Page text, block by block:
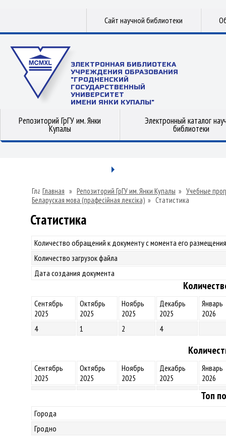
Сайт научной библиотеки
ЭЛЕКТРОННАЯ БИБЛИОТЕКА
УЧРЕЖДЕНИЯ ОБРАЗОВАНИЯ
"ГРОДНЕНСКИЙ
ГОСУДАРСТВЕННЫЙ
УНИВЕРСИТЕТ
ИМЕНИ ЯНКИ КУПАЛЫ"
Репозиторий ГрГУ им. Янки
Купалы
Электронный каталог
библиотеки
Главная » Репозиторий ГрГУ им. Янки Купалы » Учебные
Беларуская мова (прафесійная лексіка) » Статистика
Статистика
Количество обращений к документу с момента его
Количество загрузок файла
Дата создания документа
Сентябрь
2025
Октябрь
2025
Ноябрь
2025
Декабрь
2025
Январь
2026
4
1 2 4
Сентябрь
2025
Октябрь
2025
Ноябрь
2025
Декабрь
2025
Январь
2026
Топ
Города
Гродно